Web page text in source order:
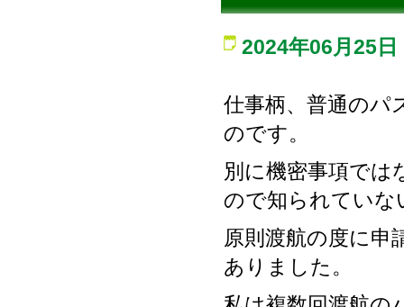
2024年06月25日
仕事柄、普通のパ
のです。
別に機密事項で
ので知られていな
原則渡航の度に申
ありました。